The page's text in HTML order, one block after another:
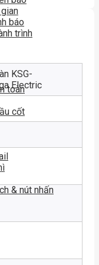
báo
trình
toàn
cốt
& nút nhấn
KSG-
Electric